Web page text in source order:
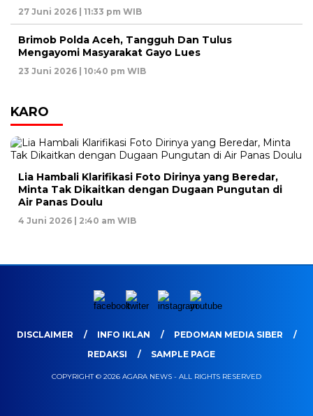
27 Juni 2026 | 11:33 pm WIB
Brimob Polda Aceh, Tangguh Dan Tulus
Mengayomi Masyarakat Gayo Lues
23 Juni 2026 | 10:40 pm WIB
KARO
Lia Hambali Klarifikasi Foto Dirinya yang Beredar,
Minta Tak Dikaitkan dengan Dugaan Pungutan di
Air Panas Doulu
4 Juni 2026 | 2:40 am WIB
DISCLAIMER INFO IKLAN
PEDOMAN MEDIA SIBER
REDAKSI
SAMPLE PAGE
COPYRIGHT © 2026 AGARA NEWS - ALL RIGHTS RESERVED